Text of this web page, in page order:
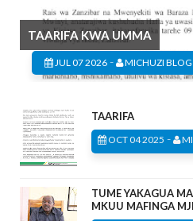
TAARIFA KWA UMMA
JUL 07 2026 - MICHUZI BLOG
TAARIFA
OCT 04 2025 -
TUME YAKAGUA
MKUU MAFINGA